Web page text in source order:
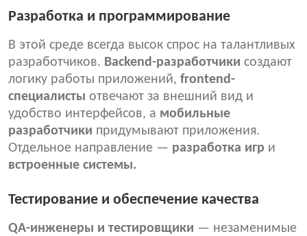
Разработка и программирование
В этой среде всегда высок спрос на талантливых
разработчиков. Backend-разработчики создают
логику работы приложений, frontend-
специалисты отвечают за внешний вид и
удобство интерфейсов, а мобильные
разработчики придумывают приложения.
Отдельное направление — разработка игр и
встроенные системы.
Тестирование и обеспечение качества
QA-инженеры и тестировщики — незаменимые